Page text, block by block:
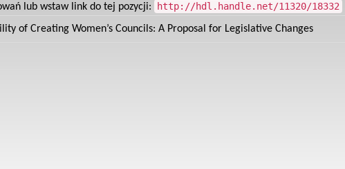
lub wstaw link do tej pozycji: http://hdl.handle.net/11320/18332
of Creating Women’s Councils: A Proposal for Legislative Changes